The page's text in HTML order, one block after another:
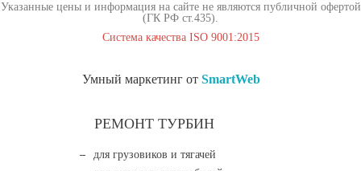
Указанные цены и информация на сайте не являются публичной офертой
(ГК РФ ст.435).
Система качества ISO 9001:2015
Умный маркетинг от SmartWeb
РЕМОНТ ТУРБИН
для грузовиков и тягачей